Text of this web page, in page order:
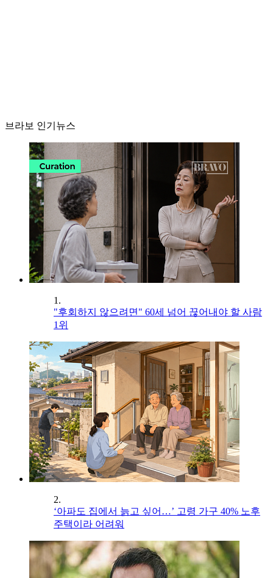
브라보 인기뉴스
1.
"후회하지 않으려면" 60세 넘어 끊어내야 할 사람
1위
2.
‘아파도 집에서 늙고 싶어…’ 고령 가구 40% 노후
주택이라 어려워